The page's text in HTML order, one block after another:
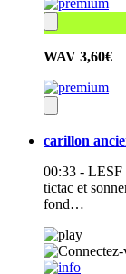
WAV 3,60€
carillon
00:33 - LESF
tictac et
fond…